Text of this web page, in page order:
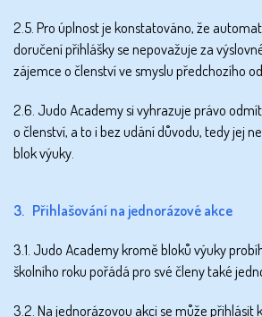
2.5. Pro úplnost je konstatováno, že
doručení přihlášky se nepovažuje za
zájemce o členství ve smyslu předchozího
2.6. Judo Academy si vyhrazuje právo
o členství, a to i bez udání důvodu, tedy jej
blok výuky.
3. Přihlašování na jednorázové akce
3.1. Judo Academy kromě bloků výuky
školního roku pořádá pro své členy také
3.2. Na jednorázovou akci se může přihlásit